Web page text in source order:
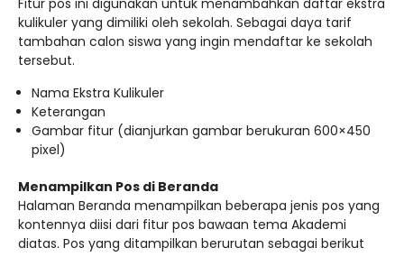
Fitur pos ini digunakan untuk menambahkan daftar ekstra
kulikuler yang dimiliki oleh sekolah. Sebagai daya tarif
tambahan calon siswa yang ingin mendaftar ke sekolah
tersebut.
Nama Ekstra Kulikuler
Keterangan
Gambar fitur (dianjurkan gambar berukuran 600×450
pixel)
Menampilkan Pos di Beranda
Halaman Beranda menampilkan beberapa jenis pos yang
kontennya diisi dari fitur pos bawaan tema Akademi
diatas. Pos yang ditampilkan berurutan sebagai berikut